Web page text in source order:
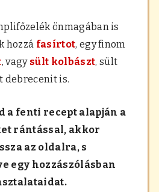
önmagában is
hozzá fasírtot, egy finom
, vagy sült kolbászt, sült
debrecenit is.
a fenti recept alapján a
rántással, akkor
az oldalra, s
egy hozzászólásban